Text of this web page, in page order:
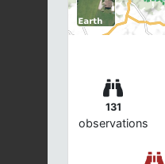
131
observations